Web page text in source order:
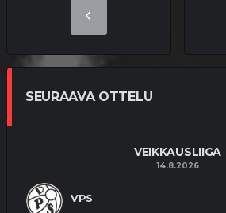
SEURAAVA OTTELU
VEIKKAUSLIIGA
14.8.2026
VPS